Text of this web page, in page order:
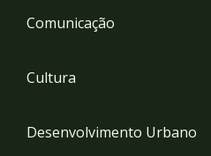
Comunicação
Cultura
Desenvolvimento Urbano